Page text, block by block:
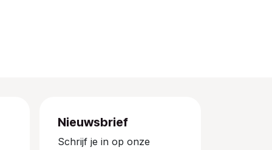
Nieuwsbrief
Schrijf je in op onze